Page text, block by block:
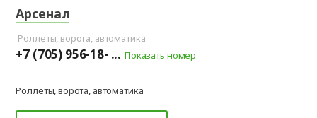
Арсенал
Роллеты, ворота, автоматика
+7 (705) 956-18- ... Показать номер
Роллеты, ворота, автоматика